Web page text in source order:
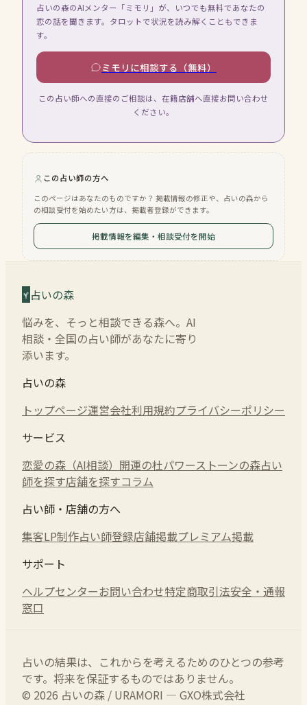
占いの森のAIメンター「ミモリ」が、いつでも無料であなたの
恋の話を聞きます。タロットで状況を読み解くこともできま
す。
ミモリに相談する（無料）
この占い師への直接のご相談は、在籍店舗へ直接お問い合わせ
ください。
この占い師の方へ
このページはあなたのものですか？ 掲載情報の修正や、占いの森から
の相談受付を始めたい方は、掲載者登録ができます。
掲載情報を編集・相談受付を開始
占いの森
悩みを、そっと相談できる森へ。AI
相談・全国の占い師があなたに寄り
添います。
占いの森
トップページ運営会社利用規約プライバシーポリシー
サービス
恋愛の森（AI相談） 開運の杜パワーストーンの森占い
師を探す店舗を探すコラム
占い師・店舗の方へ
集客LP制作占い師登録店舗掲載プレミアム掲載
サポート
ヘルプセンターお問い合わせ特定商取引法安全・通報
窓口
占いの結果は、これからを考えるためのひとつの参考
です。将来を保証するものではありません。
© 2026 占いの森 / URAMORI — GXO株式会社